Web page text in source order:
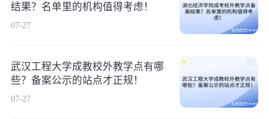
结果？名单里的机构值得考虑！
07-27
武汉工程大学成教校外教学点有哪
些？备案公示的站点才正规！
07-27